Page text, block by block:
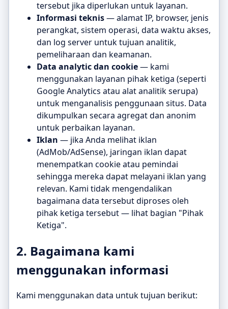
tersebut jika diperlukan untuk layanan.
Informasi teknis— alamat IP, browser, jenis
perangkat, sistem operasi, data waktu akses,
dan log server untuk tujuan analitik,
pemeliharaan dan keamanan.
Data analytic dan cookie— kami
menggunakan layanan pihak ketiga (seperti
Google Analytics atau alat analitik serupa)
untuk menganalisis penggunaan situs. Data
dikumpulkan secara agregat dan anonim
untuk perbaikan layanan.
Iklan — jika Anda melihat iklan
(AdMob/AdSense), jaringan iklan dapat
menempatkan cookie atau pemindai
sehingga mereka dapat melayani iklan yang
relevan. Kami tidak mengendalikan
bagaimana data tersebut diproses oleh
pihak ketiga tersebut — lihat bagian "Pihak
Ketiga".
2. Bagaimana kami
menggunakan informasi
Kami menggunakan data untuk tujuan berikut: